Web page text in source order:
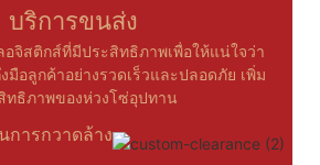
บริการขนส่ง
อจิสติกส์ที่มีประสิทธิภาพเพื่อให้แน่ใจว่า
มือลูกค้าอย่างรวดเร็วและปลอดภัย เพิ่ม
ทธิภาพของห่วงโซ่อุปทาน
การกวาดล้าง